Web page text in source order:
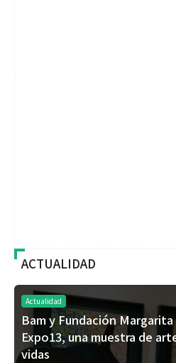
ACTUALIDAD
Actualidad
Bam y Fundación
Expo13, una muestra de
vidas